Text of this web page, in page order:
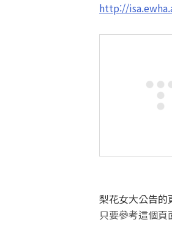
http://
梨花女大公告的
只要參考這個頁